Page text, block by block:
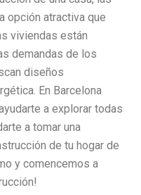
opción atractiva que
viviendas están
demandas de los
diseños
En Barcelona
a explorar todas
a tomar una
de tu hogar de
y comencemos a